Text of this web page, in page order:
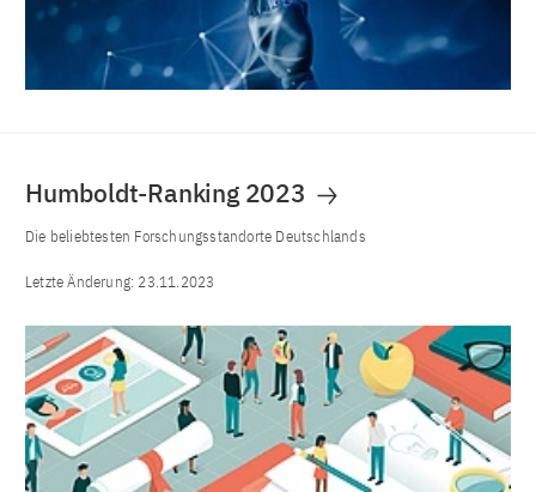
Humboldt-Ranking 2023
Die beliebtesten Forschungsstandorte Deutschlands
Letzte Änderung: 23.11.2023